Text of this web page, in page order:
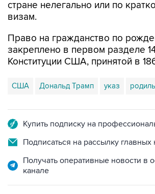
Право на гражданство по
Конституции США, принятой в
США Дональд Трамп указ
Подписаться на рассылку главных
Получать оперативные новости в